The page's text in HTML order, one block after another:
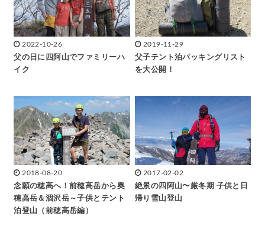
2022-10-26
父の日に四阿山でファミリーハ
イク
2019-11-29
父子テント泊パッキングリスト
を大公開！
2018-08-20
念願の穂高へ！前穂高岳から奥
穂高岳＆涸沢岳～子供とテント
泊登山（前穂高岳編）
2017-02-02
絶景の四阿山〜厳冬期 子供と日
帰り雪山登山